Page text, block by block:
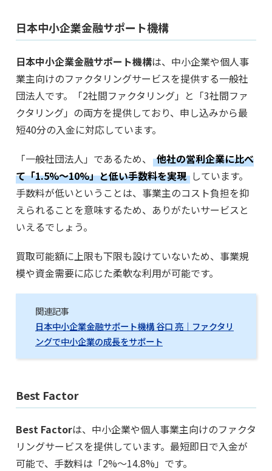
日本中小企業金融サポート機構
日本中小企業金融サポート機構は、中小企業や個人事
業主向けのファクタリングサービスを提供する一般社
団法人です。「2社間ファクタリング」と「3社間ファ
クタリング」の両方を提供しており、申し込みから最
短40分の入金に対応しています。
「一般社団法人」であるため、
他社の営利企業に比べ
て「1.5%～10%」と低い手数料を実現 しています。
手数料が低いということは、事業主のコスト負担を抑
えられることを意味するため、ありがたいサービスと
いえるでしょう。
買取可能額に上限も下限も設けていないため、事業規
模や資金需要に応じた柔軟な利用が可能です。
関連記事
日本中小企業金融サポート機構 谷口 亮｜ファクタリ
ングで中小企業の成長をサポート
Best Factor
Best Factorは、中小企業や個人事業主向けのファクタ
リングサービスを提供しています。最短即日で入金が
可能で、手数料は「2%～14.8%」です。